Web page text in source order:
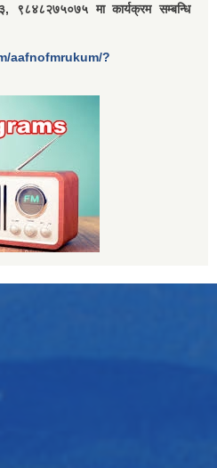
९८४८२७५०७५ मा कार्यक्रम सम्बन्धि
aafnofmrukum/?